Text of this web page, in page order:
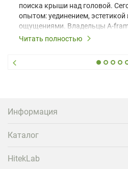
поиска крыши над головой.
опытом: уединением,
ощущениями. Владельцы A-
шале понимают, что
вернуться и поделиться
проектора.
Читать полностью
Информация
Каталог
HitekLab